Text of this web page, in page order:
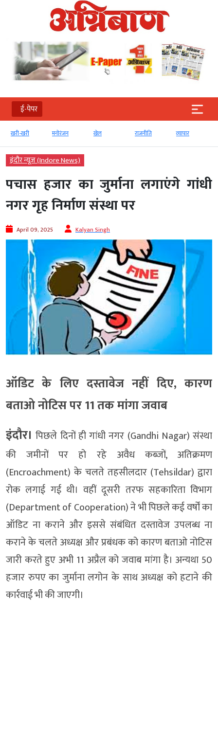
ई-पेपर
खरी-खरी मनोरंजन खेल राजनीति व्‍यापार
इंदौर न्यूज़ (Indore News)
पचास हजार का जुर्माना लगाएंगे गांधी
नगर गृह निर्माण संस्था पर
April 09, 2025 Kalyan Singh
ऑडिट के लिए दस्तावेज नहीं दिए, कारण
बताओ नोटिस पर 11 तक मांगा जवाब
इंदौर। पिछले दिनों ही गांधी नगर (Gandhi Nagar) संस्था
की जमीनों पर हो रहे अवैध कब्जों, अतिक्रमण
(Encroachment) के चलते तहसीलदार (Tehsildar) द्वारा
रोक लगाई गई थी। वहीं दूसरी तरफ सहकारिता विभाग
(Department of Cooperation) ने भी पिछले कई वर्षों का
ऑडिट ना कराने और इससे संबंधित दस्तावेज उपलब्ध ना
कराने के चलते अध्यक्ष और प्रबंधक को कारण बताओ नोटिस
जारी करते हुए अभी 11 अप्रैल को जवाब मांगा है। अन्यथा 50
हजार रुपए का जुर्माना लगोन के साथ अध्यक्ष को हटाने की
कार्रवाई भी की जाएगी।